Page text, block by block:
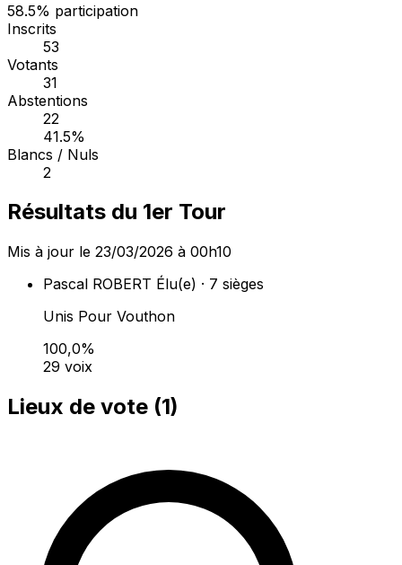
58.5% participation
Inscrits
53
Votants
31
Abstentions
22
41.5%
Blancs / Nuls
2
Résultats du 1er Tour
Mis à jour le 23/03/2026 à 00h10
Pascal ROBERT Élu(e) · 7 sièges
Unis Pour Vouthon
100,0%
29 voix
Lieux de vote (1)